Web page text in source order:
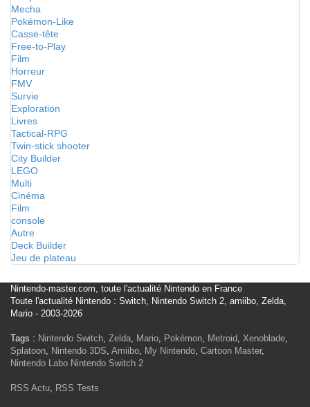
Mecha
Pokémon-Like
Casse-tête
Free-to-Play
Film
Horreur
FMV
Survie
Exploration
Livres
Tactical-RPG
Twin-stick shooter
City Builder
LEGO
Multi
Cinéma
Film
console
Autre
Deck Builder
Jeu de plateau
Nintendo-master.com, toute l'actualité Nintendo en France
Toute l'actualité Nintendo : Switch, Nintendo Switch 2, amiibo, Zelda,
Mario - 2003-2026
Tags : Nintendo Switch, Zelda, Mario, Pokémon, Metroid, Xenoblade,
Splatoon, Nintendo 3DS, Amiibo, My Nintendo, Cartoon Master,
Nintendo Labo Nintendo Switch 2
RSS Actu, RSS Tests